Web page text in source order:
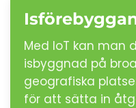
Med IoT kan man
isbyggnad på
geografiska
för att sätta in